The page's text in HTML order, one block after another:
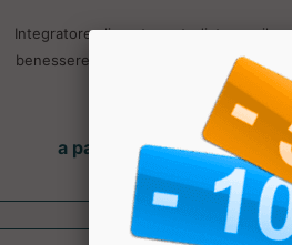
Integratore alimentare studiato per il
benessere generale della donna. ....
a partire da € 21.24
sconto 10%